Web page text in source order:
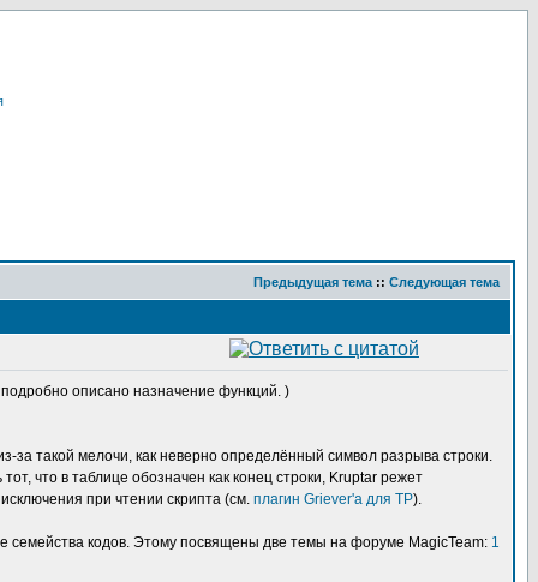
Предыдущая тема :: Следующая тема
подробно описано назначение функций. )
за такой мелочи, как неверно определённый символ разрыва строки.
что в таблице обозначен как конец строки, Kruptar режет
при чтении скрипта (см. плагин Griever'а для TP).
семейства кодов. Этому посвящены две темы на форуме MagicTeam: 1